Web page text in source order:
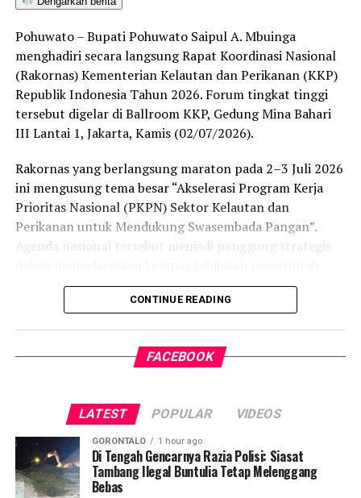
tanpa izin di wilayah Pohuwato. Siapa pun yang terbukti
sesuai ketentuan yang berlaku. Komitmen kami jelas,
penegakan hukum terhadap PETI dilakukan secara
berkelanjutan,” tegas IPTU Renly.
Saat ini seluruh barang bukti beserta kedua terduga
pelaku telah digelandang ke Mapolres Pohuwato guna
masih melengkapi administrasi penyidikan (mindik) dan
menginterogasi sejumlah saksi untuk membongkar
jaringan penambangan ilegal tersebut secara
menyeluruh.
melaporkan aktivitas ilegal ini. Partisipasi aktif
masyarakat sangat krusial dalam menjaga kondusivitas
keamanan serta kelestarian ekosistem lingkungan di
Kabupaten Pohuwato,” tambah IPTU Renly.
masyarakat agar tidak tergiur terlibat dalam aktivitas
pertambangan ilegal dan segera melapor ke pihak
berwajib apabila menemukan indikasi kegiatan PETI di
wilayahnya.
Pohuwato – Bupati Pohuwato Saipul A. Mbuinga
menghadiri secara langsung Rapat Koordinasi Nasional
(Rakornas) Kementerian Kelautan dan Perikanan (KKP)
Republik Indonesia Tahun 2026. Forum tingkat tinggi
tersebut digelar di Ballroom KKP, Gedung Mina Bahari
III Lantai 1, Jakarta, Kamis (02/07/2026).
Rakornas yang berlangsung maraton pada 2–3 Juli 2026
ini mengusung tema besar “Akselerasi Program Kerja
Prioritas Nasional (PKPN) Sektor Kelautan dan
Perikanan untuk Mendukung Swasembada Pangan”.
Agenda nasional tersebut menjadi panggung strategis
pusat dan daerah guna mempercepat eksekusi proyek
strategis di sektor bahari.
otentik komitmen Pemerintah Kabupaten Pohuwato
melimpah sektor maritim sebagai mesin pertumbuhan
ekonomi daerah sekaligus mendongkrak taraf hidup
masyarakat pesisir dan nelayan tradisional di Bumi
Panua.
CONTINUE READING
FACEBOOK
LATEST POPULAR VIDEOS
GORONTALO 1 hour ago
Di Tengah Gencarnya Razia Polisi: Siasat
Tambang Ilegal Buntulia Tetap Melenggang
Bebas